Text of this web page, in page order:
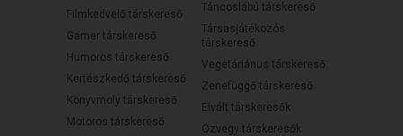
Filmkedvelő társkereső
Gamer társkereső
Humoros társkereső
Kertészkedő társkereső
Könyvmoly társkereső
Motoros társkereső
Táncoslábú társkereső
Társasjátékozós
társkereső
Vegetáriánus társkereső
Zenefüggő társkereső
Elvált társkeresők
Özvegy társkeresők